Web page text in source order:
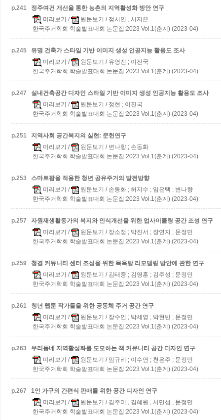
p.241
정주여건 개선을 통한 농촌의 지역활성화 방안 연구
미리보기 / 원문보기 / 정서인 ; 서지은
한국주거학회 학술발표대회 논문집:2023 Vol.1(춘계) (2023-04)
p.245
유명 건축가 스타일 기반 이미지 생성 인공지능 활용도 조사
미리보기 / 원문보기 / 유영진 ; 이진국
한국주거학회 학술발표대회 논문집:2023 Vol.1(춘계) (2023-04)
p.247
실내건축공간 디자인 스타일 기반 이미지 생성 인공지능 활용도 조사
미리보기 / 원문보기 / 정현 ; 이진국
한국주거학회 학술발표대회 논문집:2023 Vol.1(춘계) (2023-04)
p.251
지역사회 공간복지의 실현: 문헌연구
미리보기 / 원문보기 / 변나향 ; 손동화
한국주거학회 학술발표대회 논문집:2023 Vol.1(춘계) (2023-04)
p.253
스마트팜을 적용한 청년 공유주거의 발전방향
미리보기 / 원문보기 / 손동화 ; 허지수 ; 임은택 ; 변나향
한국주거학회 학술발표대회 논문집:2023 Vol.1(춘계) (2023-04)
p.257
자원재생활동가의 복지와 인식개선을 위한 업사이클링 공간 조성 연구
미리보기 / 원문보기 / 장소정 ; 박진서 ; 장연지 ; 문정민
한국주거학회 학술발표대회 논문집:2023 Vol.1(춘계) (2023-04)
p.259
청결 커뮤니티 센터 조성을 위한 목욕탕 리모델링 방안에 관한 연구
미리보기 / 원문보기 / 김태중 ; 김영훈 ; 김주성 ; 문정민
한국주거학회 학술발표대회 논문집:2023 Vol.1(춘계) (2023-04)
p.261
청년 웹툰 작가들을 위한 공동체 주거 공간 연구
미리보기 / 원문보기 / 장수인 ; 박세영 ; 박현빈 ; 문정민
한국주거학회 학술발표대회 논문집:2023 Vol.1(춘계) (2023-04)
p.263
우리동네 지역활성화를 도모하는 책 커뮤니티 공간 디자인 연구
미리보기 / 원문보기 / 임규리 ; 이수연 ; 천은주 ; 문정민
한국주거학회 학술발표대회 논문집:2023 Vol.1(춘계) (2023-04)
p.267
1인 가구의 간편식 판매를 위한 공간 디자인 연구
미리보기 / 원문보기 / 김주미 ; 김혜원 ; 서민섭 ; 문정민
한국주거학회 학술발표대회 논문집:2023 Vol.1(춘계) (2023-04)